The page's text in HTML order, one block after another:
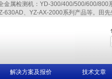
属检测机：YD-300/400/500/600/
630AD、YZ-AX-2000系列产品等。田
解决方案及报价 技术文章